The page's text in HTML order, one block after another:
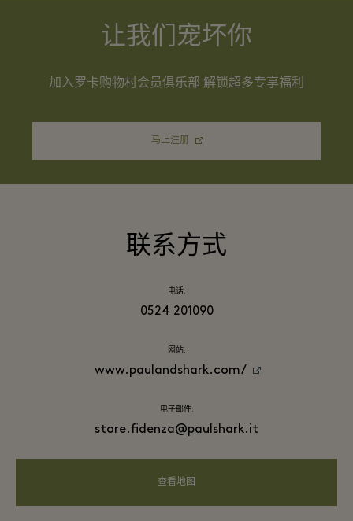
让我们宠坏你
加入罗卡购物村会员俱乐部 解锁超多专享福利
马上注册
联系方式
电话:
0524 201090
网站:
www.paulandshark.com/
电子邮件:
store.fidenza@paulshark.it
查看地图